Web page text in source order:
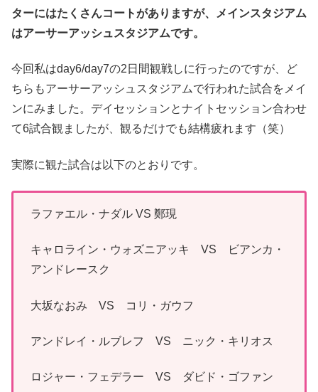
ターにはたくさんコートがありますが、メインスタジアム
はアーサーアッシュスタジアムです。
今回私はday6/day7の2日間観戦しに行ったのですが、ど
ちらもアーサーアッシュスタジアムで行われた試合をメイ
ンにみました。デイセッションとナイトセッション合わせ
て6試合観ましたが、観るだけでも結構疲れます（笑）
実際に観た試合は以下のとおりです。
ラファエル・ナダル VS 鄭現
キャロライン・ウォズニアッキ VS ビアンカ・
アンドレースク
大坂なおみ VS コリ・ガウフ
アンドレイ・ルブレフ VS ニック・キリオス
ロジャー・フェデラー VS ダビド・ゴファン